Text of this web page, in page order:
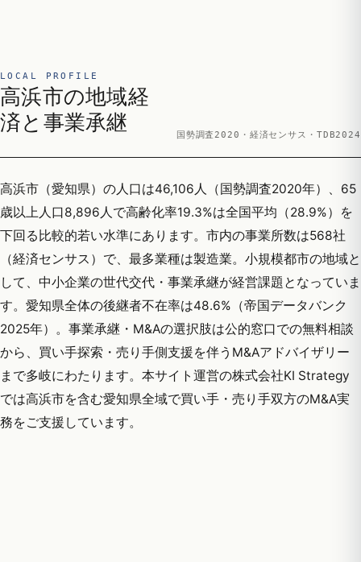
LOCAL PROFILE
高浜市の地域経
済と事業承継
国勢調査2020・経済センサス・TDB2024
高浜市（愛知県）の人口は46,106人（国勢調査2020年）、65
歳以上人口8,896人で高齢化率19.3%は全国平均（28.9%）を
下回る比較的若い水準にあります。市内の事業所数は568社
（経済センサス）で、最多業種は製造業。小規模都市の地域と
して、中小企業の世代交代・事業承継が経営課題となっていま
す。愛知県全体の後継者不在率は48.6%（帝国データバンク
2025年）。事業承継・M&Aの選択肢は公的窓口での無料相談
から、買い手探索・売り手側支援を伴うM&Aアドバイザリー
まで多岐にわたります。本サイト運営の株式会社KI Strategy
では高浜市を含む愛知県全域で買い手・売り手双方のM&A実
務をご支援しています。